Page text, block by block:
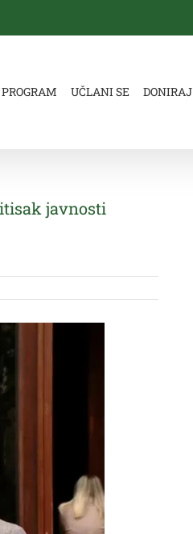
PROGRAM UČLANI SE DONIRAJ
javnosti